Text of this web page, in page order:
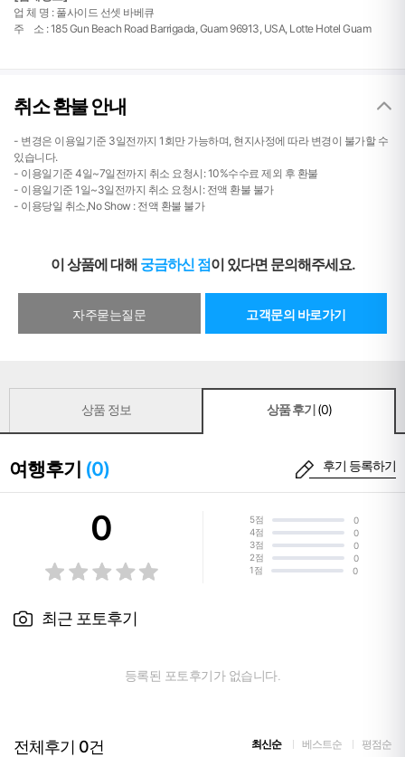
업 체 명 : 풀사이드 선셋 바베큐
주 소 :185 Gun Beach Road Barrigada, Guam 96913, USA, Lotte Hotel Guam
취소 환불 안내
- 변경은 이용일기준 3일전까지 1회만 가능하며, 현지사정에 따라 변경이 불가할 수
있습니다.
- 이용일기준 4일~7일전까지 취소 요청시: 10%수수료 제외 후 환불
- 이용일기준 1일~3일전까지 취소 요청시: 전액 환불 불가
- 이용당일 취소,No Show : 전액 환불 불가
이 상품에 대해 궁금하신 점이 있다면 문의해주세요.
자주묻는질문 고객문의 바로가기
상품 정보 상품 후기(0)
여행후기 (0) 후기 등록하기
0 5점
0
4점
0
3점
0
2점
0
1점
0
최근 포토후기
등록된 포토후기가 없습니다.
전체후기 0건 최신순 베스트순 평점순